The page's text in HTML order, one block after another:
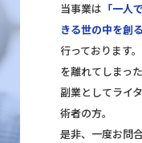
当事業は 「一人
きる世の中を創る
行っております
を離れてしまっ
副業としてライ
術者の方。
是非、一度お問